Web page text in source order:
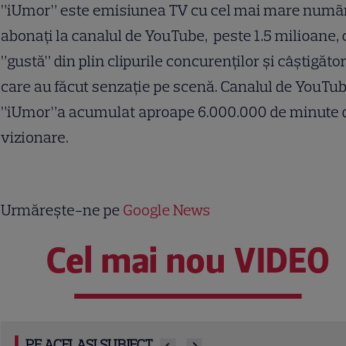
”iUmor” este emisiunea TV cu cel mai mare
abonaţi la canalul de YouTube, peste 1.5 milioane,
”gustă” din plin clipurile concurenților și câș
care au făcut senzație pe scenă. Canalul de
”iUmor”a acumulat aproape 6.000.000 de minute
vizionare.
Urmărește-ne pe Google News
Cel mai nou VIDEO